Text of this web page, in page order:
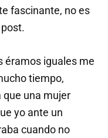
fascinante, no es
éramos iguales me
tiempo,
que una mujer
yo ante un
cuando no